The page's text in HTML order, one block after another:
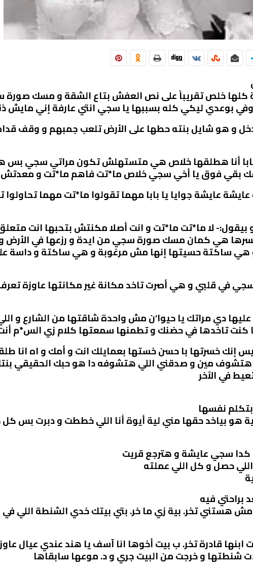
خلص تقريباً على نص العفش بتاع الشقة و مسك صورة
اوفي بوعدي ليكي كله بسببها يا سجي انتي عارفة إني مايش
و هو شايل بنته حطها على الأرض تلعب جمبهم و وقف
أنا هطلقها خلاص هي متستهلش تكون مراتي سجي بس
بقي فوق يا أخي سجي خلاص ما*تت فاهم ما*تت و
عايشة جوايا يا بابا مهما تقولوا ما*تت مهما
لا ما*تت ما*تت و انت أصلا مكنتش بتحبها انت
هي كمان مسك صورة سجي من ايدة و رزعها في الأرض
هي ساكتة حسيتها إنها مش مرغوبة و هي ساكتة و داسة
في قلبي و هي أصرت تاخد مكانة غير مكانتها عاوزة
عليها دي مراتك يا حيوا’ن مش واحدة شاقتها من الشارع و
تاخدها في حضنك و تطمنها سمعتها كلام زي الس*م
إنك خسرتها با حسن خستها بعمايلك انت و أمك و اه
مين و صدقني اللي هتشوفه دا هو حبك الحقيقي
في الآخر
نفسها
هو بياخد حقها مني لية أيوة أنا اللي خططت و دبرت بس
كدا سجي عايشة و هترجع قريت
حصل و كل اللي عملته
براحتي فيه
مش هستني تخر. بية زي ما خر. بتي بيتك خدي الشنطة اللي
قادرة تخر. ب بيت أخوها انا آسف يا هند عندي عيال عاوز
شنطتها و خرجت من البيت جري و د. موعها سابقاها